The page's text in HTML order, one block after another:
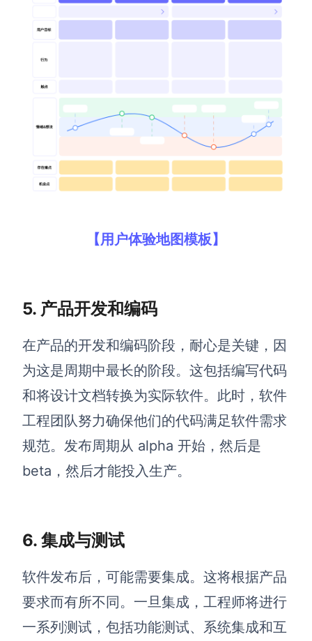
【用户体验地图模板】
5. 产品开发和编码
在产品的开发和编码阶段，耐心是关键，因
为这是周期中最长的阶段。这包括编写代码
和将设计文档转换为实际软件。此时，软件
工程团队努力确保他们的代码满足软件需求
规范。发布周期从 alpha 开始，然后是
beta，然后才能投入生产。
6. 集成与测试
软件发布后，可能需要集成。这将根据产品
要求而有所不同。一旦集成，工程师将进行
一系列测试，包括功能测试、系统集成和互